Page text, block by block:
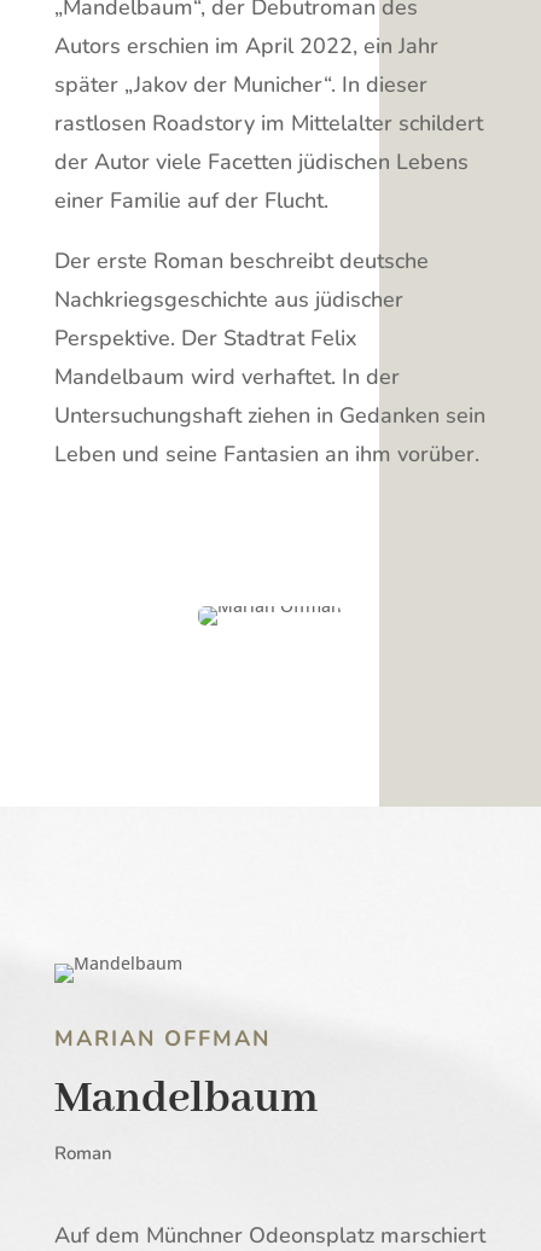
„Mandelbaum“, der Debutroman des
Autors erschien im April 2022, ein Jahr
später „Jakov der Municher“. In dieser
rastlosen Roadstory im Mittelalter schildert
der Autor viele Facetten jüdischen Lebens
einer Familie auf der Flucht.
Der erste Roman beschreibt deutsche
Nachkriegsgeschichte aus jüdischer
Perspektive. Der Stadtrat Felix
Mandelbaum wird verhaftet. In der
Untersuchungshaft ziehen in Gedanken sein
Leben und seine Fantasien an ihm vorüber.
MARIAN OFFMAN
Mandelbaum
Roman
Auf dem Münchner Odeonsplatz marschiert